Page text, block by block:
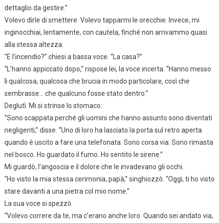
dettaglio da gestire.”
Volevo dirle di smettere. Volevo tapparmi le orecchie. Invece, mi
inginocchiai, lentamente, con cautela, finché non arrivammo quasi
alla stessa altezza.
“E l’incendio?” chiesi a bassa voce. “La casa?”
“L’hanno appiccato dopo,” rispose lei, la voce incerta. “Hanno messo
lì qualcosa, qualcosa che brucia in modo particolare, così che
sembrasse… che qualcuno fosse stato dentro.”
Deglutì. Mi si strinse lo stomaco.
“Sono scappata perché gli uomini che hanno assunto sono diventati
negligenti,” disse. “Uno di loro ha lasciato la porta sul retro aperta
quando è uscito a fare una telefonata. Sono corsa via. Sono rimasta
nel bosco. Ho guardato il fumo. Ho sentito le sirene.”
Mi guardò, l’angoscia e il dolore che le invadevano gli occhi.
“Ho visto la mia stessa cerimonia, papà,” singhiozzò. “Oggi, ti ho visto
stare davanti a una pietra col mio nome.”
La sua voce si spezzò.
“Volevo correre da te, ma c’erano anche loro. Quando sei andato via,